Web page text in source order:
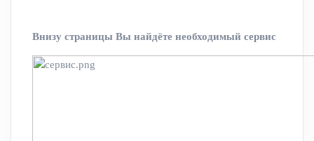
Внизу страницы Вы найдёте необходимый сервис